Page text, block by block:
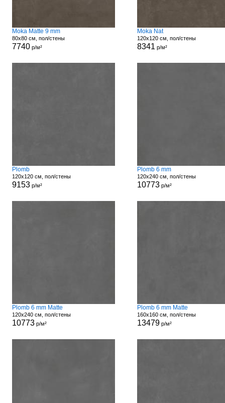
Moka Matte 9 mm
80x80 см, пол/стены
7740р/м²
Moka Nat
120x120 см, пол/стены
8341 р/м²
Plomb
120x120 см, пол/стены
9153р/м²
Plomb 6 mm
120x240 см, пол/стены
10773р/м²
Plomb 6 mm Matte
120x240 см, пол/стены
10773р/м²
Plomb 6 mm Matte
160x160 см, пол/стены
13479р/м²